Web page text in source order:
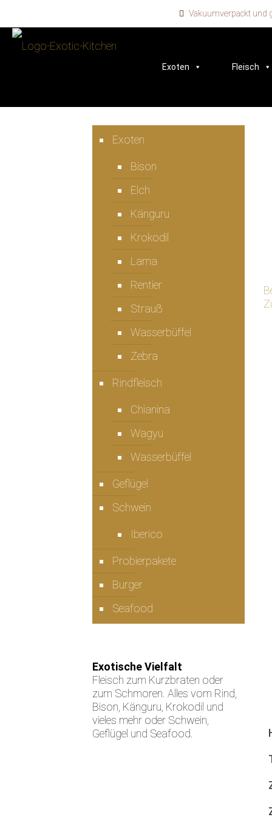
Vakuumverpackt
Exoten Fleisch
Exoten
Bison
Elch
Känguru
Krokodil
Lama
Rentier
Strauẞ
Wasserbüffel
Zebra
Rindfleisch
Chianina
Wagyu
Wasserbüffel
Geflügel
Schwein
Iberico
Probierpakete
Burger
Seafood
Exotische Vielfalt
Fleisch zum Kurzbraten oder
zum Schmoren. Alles vom Rind,
Bison, Känguru, Krokodil und
vieles mehr oder Schwein,
Geflügel und Seafood.